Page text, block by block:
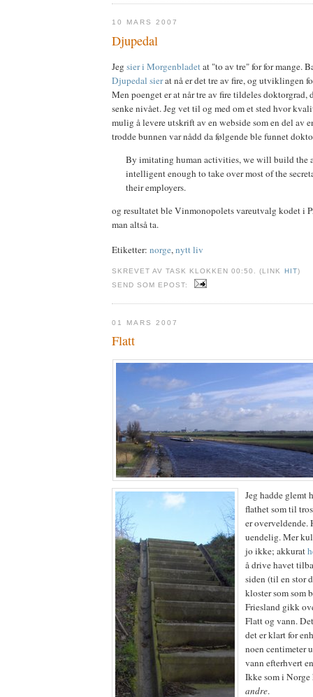
10 MARS 2007
Djupedal
Jeg sier i Morgenbladetat "to av tre" for for mange.
Djupedal sierat nå er det tre av fire, og utviklingen
Men poenget er at når tre av fire tildeles doktorgrad,
senke nivået. Jeg vet til og med om et sted hvor
mulig å levere utskrift av en webside som en del av
trodde bunnen var nådd da følgende ble funnet
By imitating human activities, we will build the
intelligent enough to take over most of the
their employers.
og resultatet ble Vinmonopolets vareutvalg kodet i
man altså ta.
Etiketter: norge,nytt liv
SKREVET AV TASK KLOKKEN 00:50. (LINK HIT)
SEND SOM EPOST:
01 MARS 2007
Flatt
Jeg hadde glemt
flathet som til
er overveldende.
uendelig. Mer
jo ikke; akkurat
å drive havet
siden (til en stor
kloster som som
Friesland gikk
Flatt og vann.
det er klart for
noen centimeter
vann efterhvert
Ikke som i
andre.